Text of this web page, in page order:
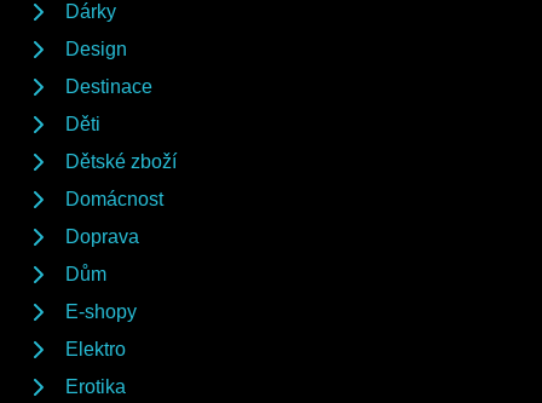
Dárky
Design
Destinace
Děti
Dětské zboží
Domácnost
Doprava
Dům
E-shopy
Elektro
Erotika